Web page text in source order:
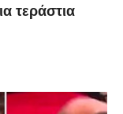
τεράστια